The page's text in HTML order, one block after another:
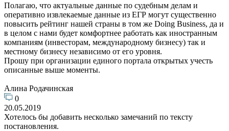
Полагаю, что актуальные данные по судебным делам и
оперативно извлекаемые данные из ЕГР могут существенно
повысить рейтинг нашей страны в том же Doing Business, да и
в целом с нами будет комфортнее работать как иностранным
компаниям (инвесторам, международному бизнесу) так и
местному бизнесу независимо от его уровня.
Прошу при организации единого портала открытых учесть
описанные выше моменты.
Алина Родачинская
0
20.05.2019
Хотелось бы добавить несколько замечаний по тексту
постановления.